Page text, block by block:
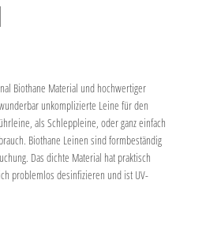
Biothane Material und hochwertiger
unkomplizierte Leine für den
als Schleppleine, oder ganz einfach
Biothane Leinen sind formbeständig
Das dichte Material hat praktisch
problemlos desinfizieren und ist UV-